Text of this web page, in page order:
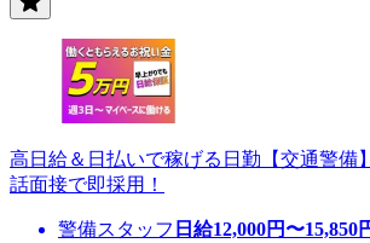
高日給＆日払いで稼げる日勤【交通警備
話面接で即採用！
警備スタッフ 日給12,000円〜15,850